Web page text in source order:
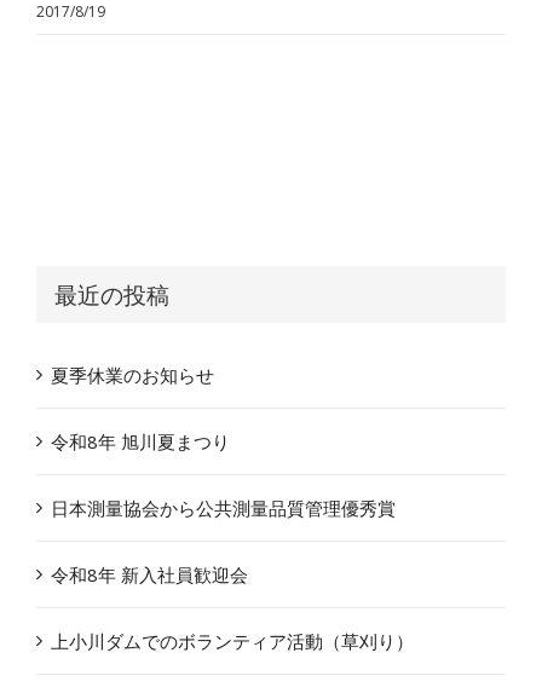
2017/8/19
最近の投稿
夏季休業のお知らせ
令和8年 旭川夏まつり
日本測量協会から公共測量品質管理優秀賞
令和8年 新入社員歓迎会
上小川ダムでのボランティア活動（草刈り）